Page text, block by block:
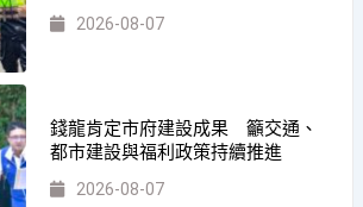
2026-08-07
錢龍肯定市府建設成果 籲交通、
都市建設與福利政策持續推進
2026-08-07